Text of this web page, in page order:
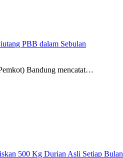
PBB dalam Sebulan
Bandung mencatat…
500 Kg Durian Asli Setiap Bulan